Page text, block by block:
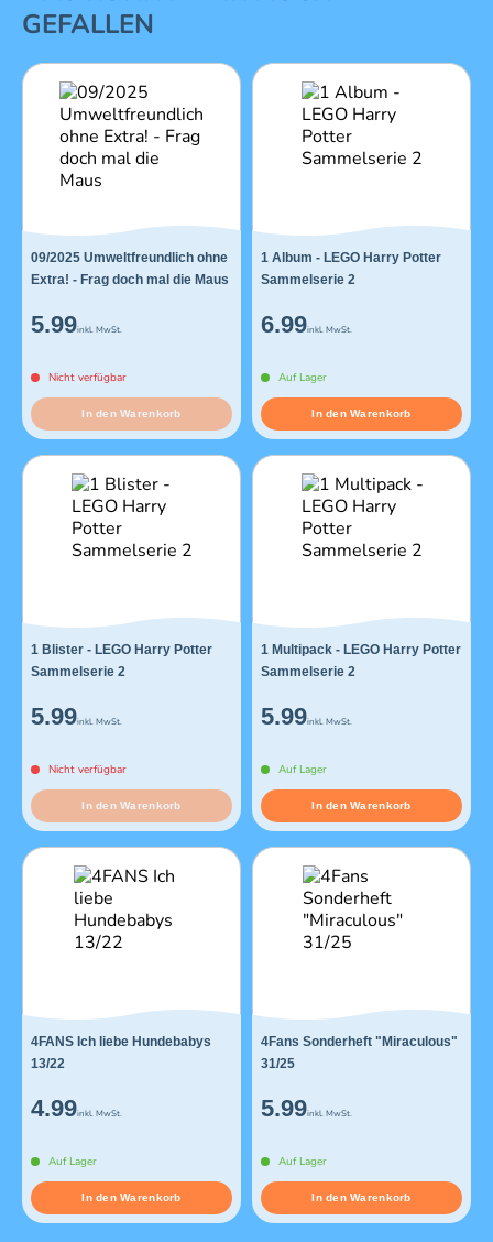
GEFALLEN
09/2025 Umweltfreundlich ohne
Extra! - Frag doch mal die Maus
5.99inkl. MwSt.
Nicht verfügbar
In den Warenkorb
1 Album - LEGO Harry Potter
Sammelserie 2
6.99inkl. MwSt.
Auf Lager
In den Warenkorb
1 Blister - LEGO Harry Potter
Sammelserie 2
5.99inkl. MwSt.
Nicht verfügbar
In den Warenkorb
1 Multipack - LEGO Harry Potter
Sammelserie 2
5.99inkl. MwSt.
Auf Lager
In den Warenkorb
4FANS Ich liebe Hundebabys
13/22
4.99inkl. MwSt.
Auf Lager
In den Warenkorb
4Fans Sonderheft "Miraculous"
31/25
5.99inkl. MwSt.
Auf Lager
In den Warenkorb